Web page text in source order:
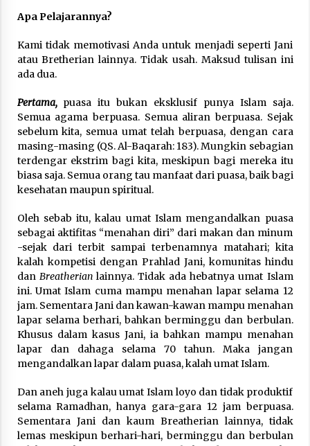
Apa Pelajarannya?
Kami tidak memotivasi Anda untuk menjadi seperti Jani
atau Bretherian lainnya. Tidak usah. Maksud tulisan ini
ada dua.
Pertama, puasa itu bukan eksklusif punya Islam saja.
Semua agama berpuasa. Semua aliran berpuasa. Sejak
sebelum kita, semua umat telah berpuasa, dengan cara
masing-masing (QS. Al-Baqarah: 183). Mungkin sebagian
terdengar ekstrim bagi kita, meskipun bagi mereka itu
biasa saja. Semua orang tau manfaat dari puasa, baik bagi
kesehatan maupun spiritual.
Oleh sebab itu, kalau umat Islam mengandalkan puasa
sebagai aktifitas “menahan diri” dari makan dan minum
-sejak dari terbit sampai terbenamnya matahari; kita
kalah kompetisi dengan Prahlad Jani, komunitas hindu
dan Breatherianlainnya. Tidak ada hebatnya umat Islam
ini. Umat Islam cuma mampu menahan lapar selama 12
jam. Sementara Jani dan kawan-kawan mampu menahan
lapar selama berhari, bahkan berminggu dan berbulan.
Khusus dalam kasus Jani, ia bahkan mampu menahan
lapar dan dahaga selama 70 tahun. Maka jangan
mengandalkan lapar dalam puasa, kalah umat Islam.
Dan aneh juga kalau umat Islam loyo dan tidak produktif
selama Ramadhan, hanya gara-gara 12 jam berpuasa.
Sementara Jani dan kaum Breatherian lainnya, tidak
lemas meskipun berhari-hari, berminggu dan berbulan